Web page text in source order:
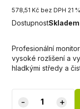
578,51 Kč bez DPH 21 %
DostupnostSkladem
Profesionální
vysoké rozlišení a
hladkými středy a
- +